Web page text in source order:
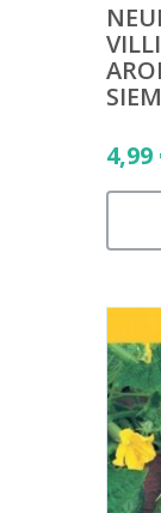
4,99